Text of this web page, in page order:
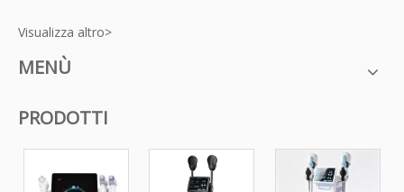
Visualizza altro>
MENÙ
PRODOTTI